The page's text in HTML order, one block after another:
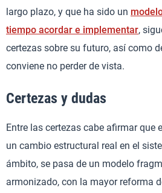
largo plazo, y que ha sido un
tiempo acordar e implementar,
certezas sobre su futuro, así como
conviene no perder de vista.
Certezas y dudas
Entre las certezas cabe afirmar que
un cambio estructural real en el
ámbito, se pasa de un modelo
armonizado, con la mayor reforma